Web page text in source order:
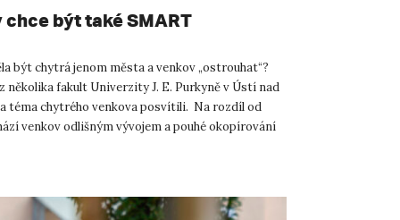
chce být také SMART
být chytrá jenom města a venkov „ostrouhat“?
několika fakult Univerzity J. E. Purkyně v Ústí nad
téma chytrého venkova posvítili. Na rozdíl od
venkov odlišným vývojem a pouhé okopírování